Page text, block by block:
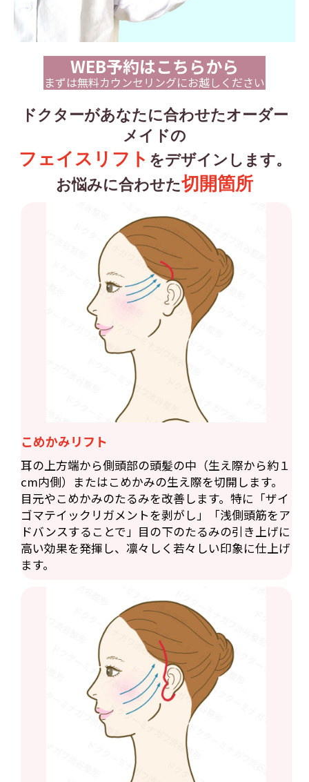
WEB予約はこちらから
まずは無料カウンセリングにお越しください
ドクターがあなたに合わせたオーダー
メイドの
フェイスリフト をデザインします。
お悩みに合わせた切開箇所
こめかみリフト
耳の上方端から側頭部の頭髪の中（生え際から約１
cm内側）またはこめかみの生え際を切開します。
目元やこめかみのたるみを改善します。特に「ザイ
ゴマテイックリガメントを剥がし」「浅側頭筋をア
ドバンスすることで」目の下のたるみの引き上げに
高い効果を発揮し、凛々しく若々しい印象に仕上げ
ます。